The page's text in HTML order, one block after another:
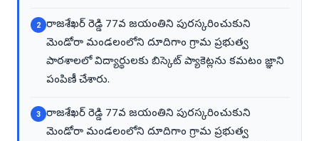
2
రాజశేఖర్ రెడ్డి 77వ జయంతిని పురస్కరించుకుని
మెండోరా మండలంలోని దూదిగాం గ్రామ ప్రభుత్వ
పాఠశాలలో విద్యార్థులకు బిస్కెట్ ప్యాకెట్లను కమటం జ్ఞాని
పంపిణీ చేశారు.
3
రాజశేఖర్ రెడ్డి 77వ జయంతిని పురస్కరించుకుని
మెండోరా మండలంలోని దూదిగాం గ్రామ ప్రభుత్వ